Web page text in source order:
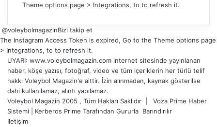
Theme options page > Integrations, to to refresh it.
@voleybolmagazinBizi takip et
The Instagram Access Token is expired, Go to the Theme options page
> Integrations, to to refresh it.
UYARI: www.voleybolmagazin.com internet sitesinde yayınlanan
haber, köşe yazısı, fotoğraf, video ve tüm içeriklerin her türlü telif
hakkı Voleybol Magazin'e aittir. İzin alınmadan, kaynak gösterilse
dahi kullanılamaz, alıntı yapılamaz.
Voleybol Magazin 2005 , Tüm Hakları Saklıdır | Voza Prime Haber
Sistemi
Kerberos Prime Tarafından Gururla Barındırılır
İletişim